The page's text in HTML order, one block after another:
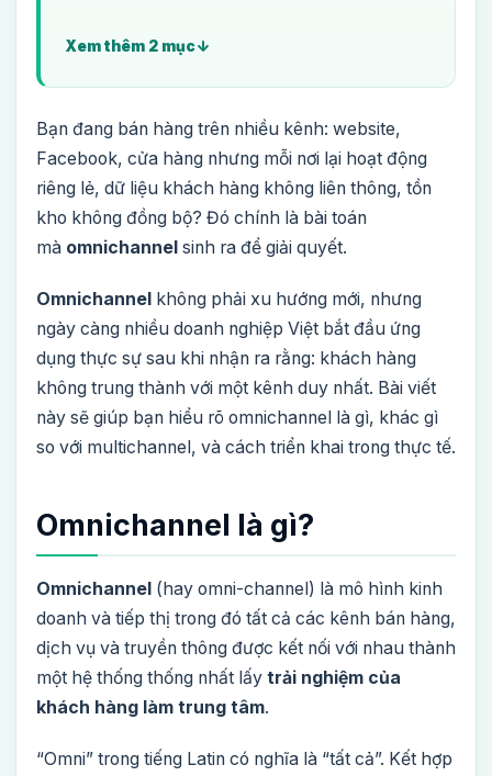
Xem thêm 2 mục
Bạn đang bán hàng trên nhiều kênh: website,
Facebook, cửa hàng nhưng mỗi nơi lại hoạt động
riêng lẻ, dữ liệu khách hàng không liên thông, tồn
kho không đồng bộ? Đó chính là bài toán
mà omnichannel sinh ra để giải quyết.
Omnichannel không phải xu hướng mới, nhưng
ngày càng nhiều doanh nghiệp Việt bắt đầu ứng
dụng thực sự sau khi nhận ra rằng: khách hàng
không trung thành với một kênh duy nhất. Bài viết
này sẽ giúp bạn hiểu rõ omnichannel là gì, khác gì
so với multichannel, và cách triển khai trong thực tế.
Omnichannel là gì?
Omnichannel (hay omni-channel) là mô hình kinh
doanh và tiếp thị trong đó tất cả các kênh bán hàng,
dịch vụ và truyền thông được kết nối với nhau thành
một hệ thống thống nhất lấy trải nghiệm của
khách hàng làm trung tâm.
“Omni” trong tiếng Latin có nghĩa là “tất cả”. Kết hợp